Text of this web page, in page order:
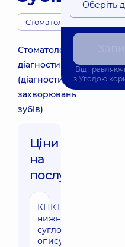
Стоматологи
Стоматологічна
діагностика
(діагностика
захворювань
зубів)
Ціни
на
послуги:
КПКТ скронево-
нижньощелепного
суглобу (без
опису)
Оберіть
з Угодою